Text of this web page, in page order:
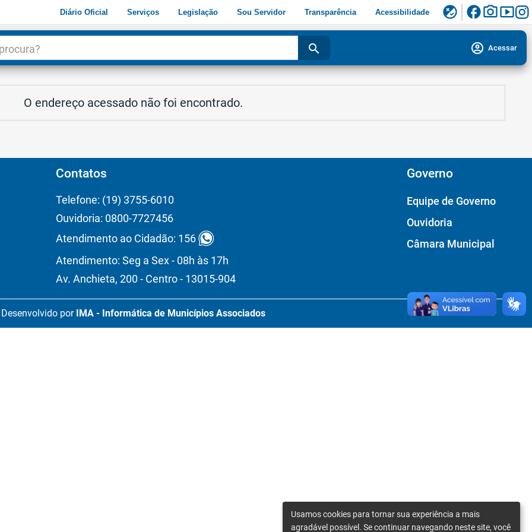
Diário Oficial Serviços Legislação Sou Servidor Transparência Acessibilidade flaky facebookphoto_camerasmart_display
search account_circle Acessar
O endereço acessado não foi encontrado.
Contatos
Telefone: (19) 3755-6010
Ouvidoria: 0800-7727456
Atendimento ao Cidadão: 156
Atendimento: Seg a Sex - 08h às 17h
Av. Anchieta, 200 - Centro - 13015-904
Governo
Equipe de Governo
Ouvidoria
Câmara Municipal
Desenvolvido por IMA - Informática de Municípios Associados
Usamos cookies para tornar sua experiência a mais
agradável possível. Se continuar navegando neste site, você